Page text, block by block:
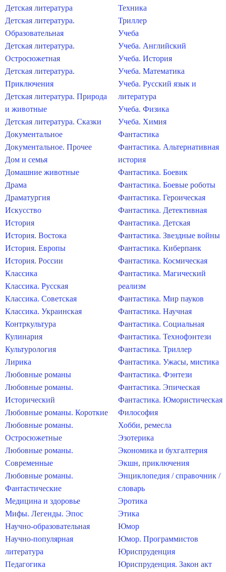
Детская литература
Детская литература.
Образовательная
Детская литература.
Остросюжетная
Детская литература.
Приключения
Детская литература. Природа
и животные
Детская литература. Сказки
Документальное
Документальное. Прочее
Дом и семья
Домашние животные
Драма
Драматургия
Искусство
История
История. Востока
История. Европы
История. России
Классика
Классика. Русская
Классика. Советская
Классика. Украинская
Контркультура
Кулинария
Культурология
Лирика
Любовные романы
Любовные романы.
Исторический
Любовные романы. Короткие
Любовные романы.
Остросюжетные
Любовные романы.
Современные
Любовные романы.
Фантастические
Медицина и здоровье
Мифы. Легенды. Эпос
Научно-образовательная
Научно-популярная
литература
Педагогика
Техника
Триллер
Учеба
Учеба. Английский
Учеба. История
Учеба. Математика
Учеба. Русский язык и
литература
Учеба. Физика
Учеба. Химия
Фантастика
Фантастика. Альтернативная
история
Фантастика. Боевик
Фантастика. Боевые роботы
Фантастика. Героическая
Фантастика. Детективная
Фантастика. Детская
Фантастика. Звездные войны
Фантастика. Киберпанк
Фантастика. Космическая
Фантастика. Магический
реализм
Фантастика. Мир пауков
Фантастика. Научная
Фантастика. Социальная
Фантастика. Технофэнтези
Фантастика. Триллер
Фантастика. Ужасы, мистика
Фантастика. Фэнтези
Фантастика. Эпическая
Фантастика. Юмористическая
Философия
Хобби, ремесла
Эзотерика
Экономика и бухгалтерия
Экшн, приключения
Энциклопедия / справочник /
словарь
Эротика
Этика
Юмор
Юмор. Программистов
Юриспруденция
Юриспруденция. Закон акт